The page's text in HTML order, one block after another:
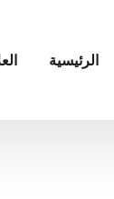
الرئيسية